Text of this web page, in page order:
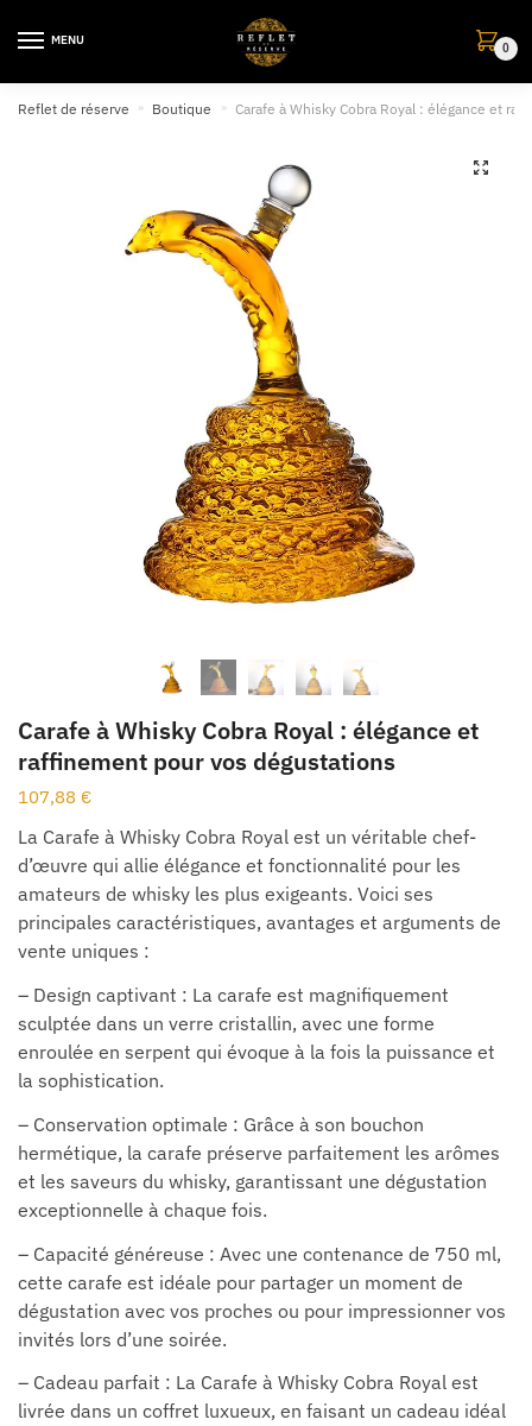
MENU
0
Reflet de réserve » Boutique » Carafe à Whisky Cobra Royal : élégance et
🔍
Carafe à Whisky Cobra Royal : élégance et
raffinement pour vos dégustations
107,88 €
La Carafe à Whisky Cobra Royal est un véritable chef-
d’œuvre qui allie élégance et fonctionnalité pour les
amateurs de whisky les plus exigeants. Voici ses
principales caractéristiques, avantages et arguments de
vente uniques :
– Design captivant : La carafe est magnifiquement
sculptée dans un verre cristallin, avec une forme
enroulée en serpent qui évoque à la fois la puissance et
la sophistication.
– Conservation optimale : Grâce à son bouchon
hermétique, la carafe préserve parfaitement les arômes
et les saveurs du whisky, garantissant une dégustation
exceptionnelle à chaque fois.
– Capacité généreuse : Avec une contenance de 750 ml,
cette carafe est idéale pour partager un moment de
dégustation avec vos proches ou pour impressionner vos
invités lors d’une soirée.
– Cadeau parfait : La Carafe à Whisky Cobra Royal est
livrée dans un coffret luxueux, en faisant un cadeau idéal